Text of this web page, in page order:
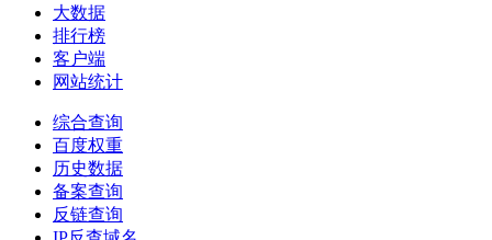
大数据
排行榜
客户端
网站统计
综合查询
百度权重
历史数据
备案查询
反链查询